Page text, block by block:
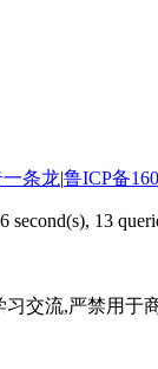
条龙|鲁ICP备
second(s), 13
交流,严禁用于